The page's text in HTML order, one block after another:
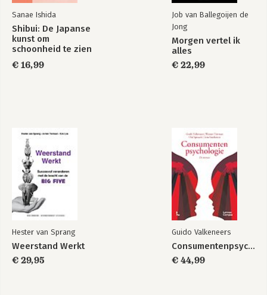
Weil Kapitalismus
sich ändern muss
The
Uncontrollability of
the World
Bekijk alle boeken
Sanae Ishida
Shibui: De Japanse
kunst om
schoonheid te zien
in het ouder
worden
€ 16,99
Job van Ballegoijen de
Jong
Morgen vertel ik
alles
€ 22,99
Hester van Sprang
Weerstand Werkt
€ 29,95
Guido Valkeneers
Consumentenpsychologie
€ 44,99